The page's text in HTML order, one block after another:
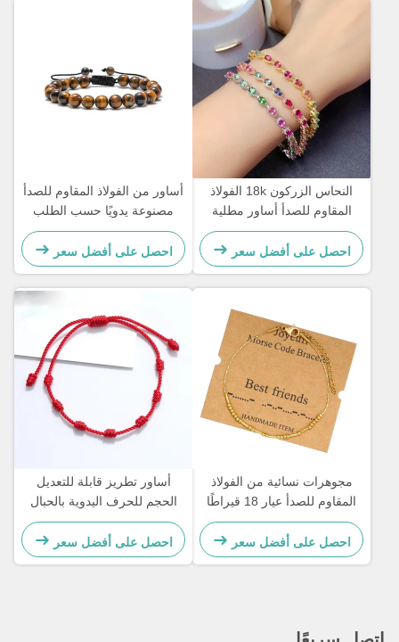
النحاس الزركون 18k الفولاذ
المقاوم للصدأ أساور مطلية
بالذهب سوار نسائي مرصع
بالألماس
احصل على أفضل سعر
أساور من الفولاذ المقاوم للصدأ
مصنوعة يدويًا حسب الطلب
هدية للزوجين للرجال سوار
مطرز بحجر عين النمر
احصل على أفضل سعر
مجوهرات نسائية من الفولاذ
المقاوم للصدأ عيار 18 قيراطًا
أساور رمز مورس بطول 21.5
سم
احصل على أفضل سعر
أساور تطريز قابلة للتعديل
الحجم للحرف اليدوية بالحبال
كهدية للزوجين 15 - 30 سم
احصل على أفضل سعر